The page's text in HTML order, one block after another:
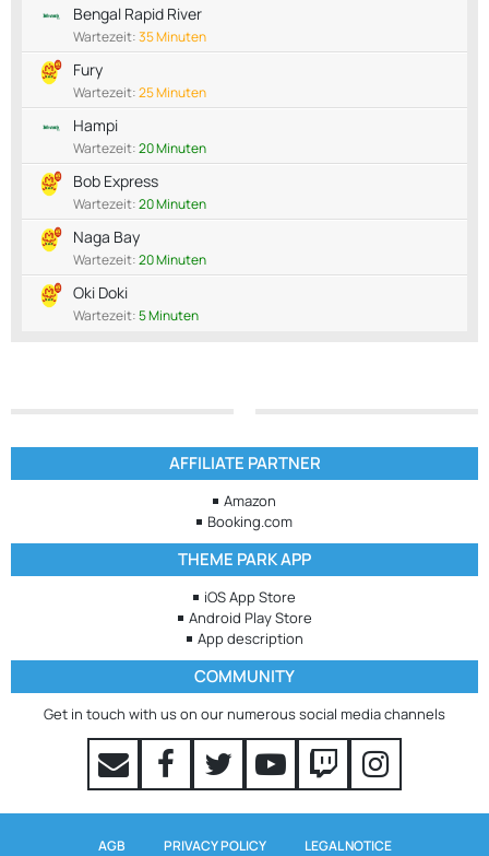
Bengal Rapid River
Wartezeit:35 Minuten
Fury
Wartezeit:25 Minuten
Hampi
Wartezeit:20 Minuten
Bob Express
Wartezeit:20 Minuten
Naga Bay
Wartezeit:20 Minuten
Oki Doki
Wartezeit:5 Minuten
AFFILIATE PARTNER
Amazon
Booking.com
THEME PARK APP
iOS App Store
Android Play Store
App description
COMMUNITY
Get in touch with us on our numerous social media channels
AGB PRIVACY POLICY LEGAL NOTICE